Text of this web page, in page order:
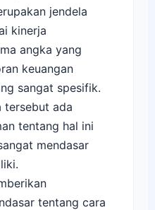
jendela
kinerja
angka yang
keuangan
sangat spesifik.
tersebut ada
tentang hal ini
mendasar
tentang cara